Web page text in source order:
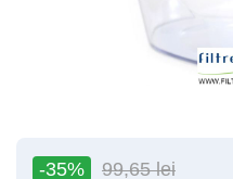
-35% 99,65lei